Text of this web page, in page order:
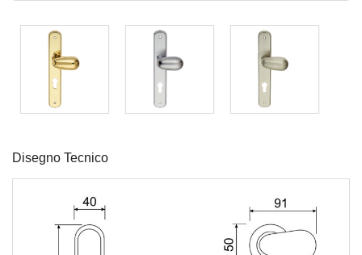
Disegno Tecnico